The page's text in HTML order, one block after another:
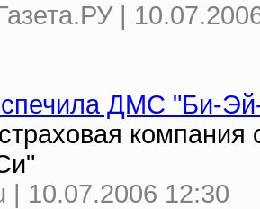
|
ДМС "Би-
| 10.07.2006 12:30